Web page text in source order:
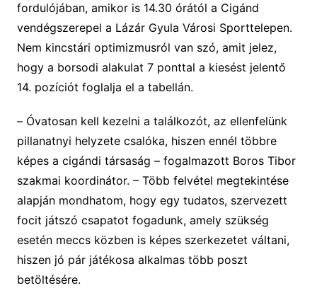
fordulójában, amikor is 14.30 órától a Cigánd
vendégszerepel a Lázár Gyula Városi Sporttelepen.
Nem kincstári optimizmusról van szó, amit jelez,
hogy a borsodi alakulat 7 ponttal a kiesést jelentő
14. pozíciót foglalja el a tabellán.
– Óvatosan kell kezelni a találkozót,az ellenfelünk
pillanatnyi helyzete csalóka, hiszen ennél többre
képes a cigándi társaság – fogalmazott Boros Tibor
szakmai koordinátor. – Több felvétel megtekintése
alapján mondhatom, hogy egy tudatos, szervezett
focit játszó csapatot fogadunk, amely szükség
esetén meccs közben is képes szerkezetet váltani,
hiszen jó pár játékosa alkalmastöbb poszt
betöltésére.